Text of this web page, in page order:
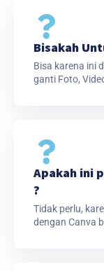
Bisakah
Bisa karena ini
ganti Foto,
Apakah ini
?
Tidak perlu,
dengan Canva